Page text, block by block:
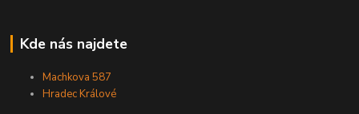
Kde nás najdete
Machkova 587
Hradec Králové